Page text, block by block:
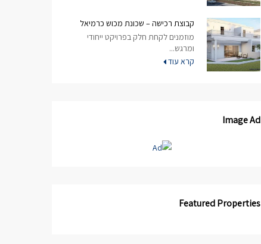
קבוצת רכישה – שכונת מכוש כרמיאל
מוזמנים לקחת חלק בפרויקט ייחודי
ומרגש...
קרא עוד
Image Ad
Featured Properties